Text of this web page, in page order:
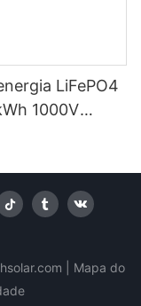
LiFePO4
1000V
Mapa do